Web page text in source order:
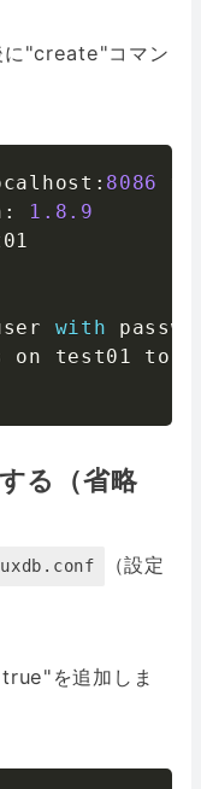
に"create"コマン
: 8086
: 1.8 .9
with
る（省略
（設定
を追加しま